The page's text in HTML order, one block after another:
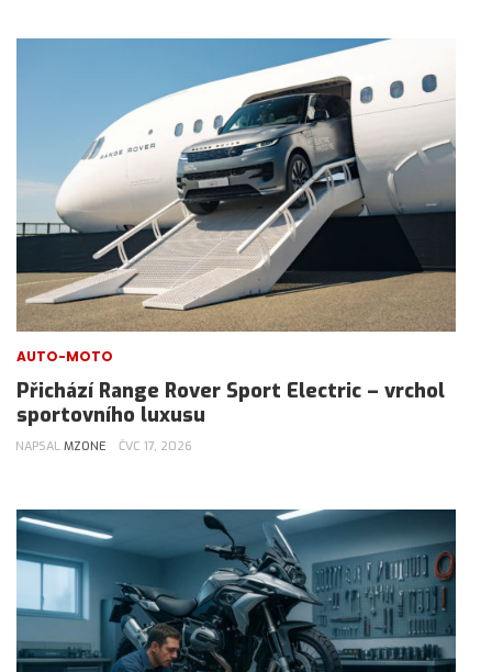
AUTO-MOTO
Přichází Range Rover Sport Electric – vrchol
sportovního luxusu
NAPSAL MZONE ČVC 17, 2026